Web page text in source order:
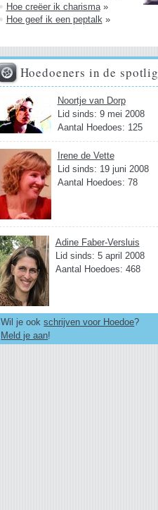
Hoe creëer ik charisma»
Hoe geef ik een peptalk »
Hoedoeners in de
Noortje van Dorp
Lid sinds: 9 mei 2008
Aantal Hoedoes: 125
Irene de Vette
Lid sinds: 19 juni 2008
Aantal Hoedoes: 78
Adine Faber-Versluis
Lid sinds: 5 april 2008
Aantal Hoedoes: 468
Wil je ookschrijven voor Hoedoe?
Meld je aan!